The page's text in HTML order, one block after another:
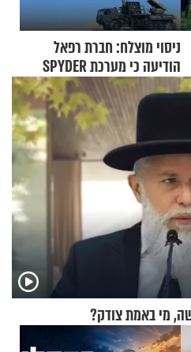
ניסוי מוצלח: חברת רפאל
הודיעה כי מערכת SPYDER
הצליחה ליירט כטב"ם
מי באמת צודק?